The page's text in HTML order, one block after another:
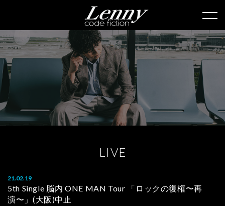
L IVE
21.02.19
5th Single 脳内 ONE MAN Tour 「ロックの復権〜再
演〜」(大阪)中止